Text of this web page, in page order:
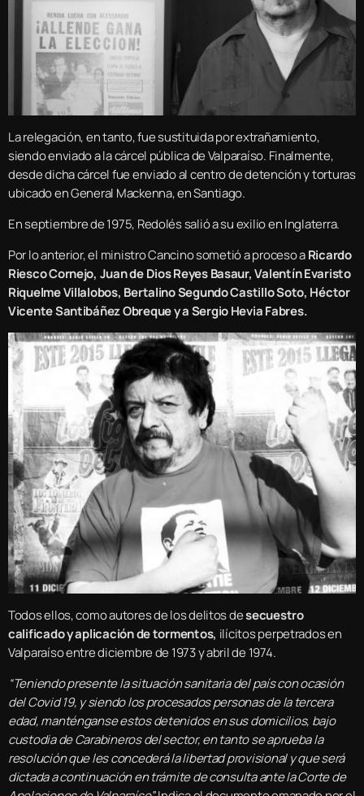
La relegación, en tanto, fue sustituida por extrañamiento,
siendo enviado a la cárcel pública de Valparaíso. Finalmente,
desde dicha cárcel fue enviado al centro de detención y torturas
ubicado en General Mackenna, en Santiago.
En septiembre de 1975, Redolés salió a su exilio en Inglaterra.
Por lo anterior, el ministro Cancino sometió a proceso aRicardo
Riesco Cornejo, Juan de Dios Reyes Basaur, Valentín Evaristo
Riquelme Villalobos, Bertalino Segundo Castillo Soto, Héctor
Vicente Santibáñez Obreque y a Sergio Hevia Fabres.
Todos ellos, como autores de los delitos desecuestro
calificado y aplicación de tormentos, ilícitos perpetrados en
Valparaíso entre diciembre de 1973 y abril de 1974.
“Teniendo presente la situación sanitaria del país con ocasión
del Covid 19, y siendo los procesados personas de la tercera
edad, manténganse estos detenidos en sus domicilios, bajo
custodia de Carabineros del sector, en tanto se aprueba la
resolución que les concederá la libertad provisional y que será
dictada a continuación en trámite de consulta ante la Corte de